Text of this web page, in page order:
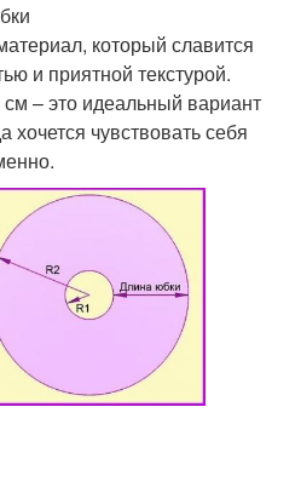
который славится
и приятной текстурой.
– это идеальный вариант
хочется чувствовать себя